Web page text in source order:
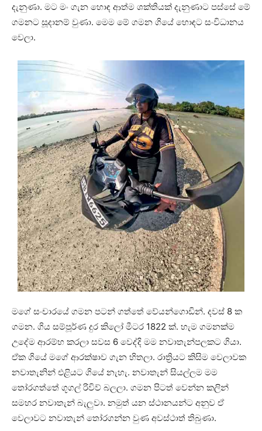
දැනුණා. මට මං ගැන හොඳ ආත්ම ශක්තියක් දැනුණාට පස්සේ මේ
ගමනට සූදානම් වුණා. මෙම මේ ගමන ගියේ හොඳට සංවිධානය
වෙලා.
මගේ සංචාරයේ ගමන පටන් ගත්තේ වේයන්ගොඩින්. දවස් 8 ක
ගමන. ගිය සම්පූර්ණ දුර කිලෝ මීටර 1822 ක්. හැම ගමනක්ම
උදේම ආරම්භ කරලා සවස 6 වෙද්දි මම නවාතැන්පලකට ගියා.
ඒක ගියේ මගේ ආරක්ෂාව ගැන හිතලා. රාත්‍රියට කිසිම වෙලාවක
නවාතැනින් එළියට ගියේ නැහැ. නවාතැන් සියල්ලම මම
තෝරගත්තේ ගූගල් රිවිව් බලලා. ගමන පිටත් වෙන්න කලින්
සමහර නවාතැන් බැලුවා. නමුත් යන ස්ථානයන්ට අනුව ඒ
වෙලාවට නවාතැන් තෝරගන්න වුණ අවස්ථාත් තිබුණා.